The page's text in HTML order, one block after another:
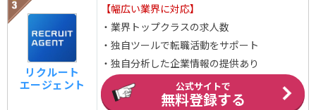
リクルート
エージェント
【幅広い業界に対応】
・業界トップクラスの求人数
・独自ツールで転職活動をサポート
・独自分析した企業情報の提供あり
公式サイトで
無料登録する